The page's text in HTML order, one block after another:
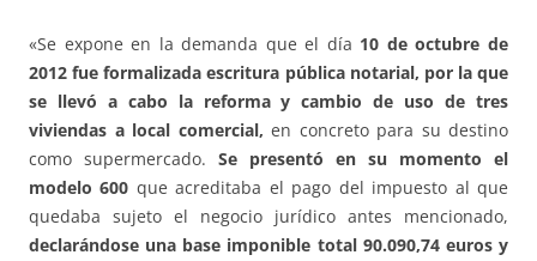
«Se expone en la demanda que el día 10 de octubre de
2012 fue formalizada escritura pública notarial, por la que
se llevó a cabo la reforma y cambio de uso de tres
viviendas a local comercial, en concreto para su destino
como supermercado. Se presentó en su momento el
modelo 600 que acreditaba el pago del impuesto al que
quedaba sujeto el negocio jurídico antes mencionado,
declarándose una base imponible total 90.090,74 euros y